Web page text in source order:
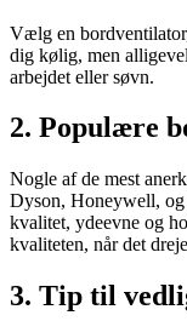
Vælg en
dig kølig, men
arbejdet eller søvn.
2. Populære
Nogle af de mest
Dyson, Honeywell,
kvalitet, ydeevne og
kvaliteten, når det
3. Tip til